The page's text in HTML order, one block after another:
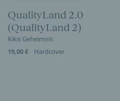
QualityLand 2.0
(QualityLand 2)
Kikis Geheimnis
19,00 €
Hardcover